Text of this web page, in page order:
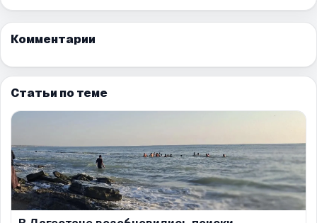
Комментарии
Статьи по теме